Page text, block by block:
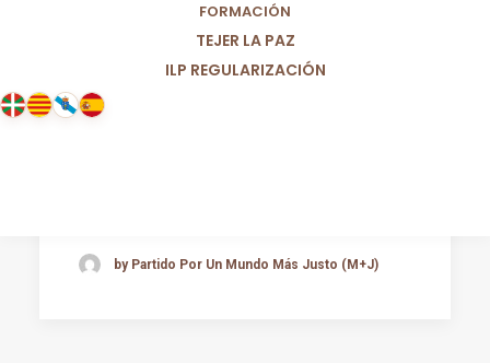
FORMACIÓN
TEJER LA PAZ
ILP REGULARIZACIÓN
by Partido Por Un Mundo Más Justo (M+J)